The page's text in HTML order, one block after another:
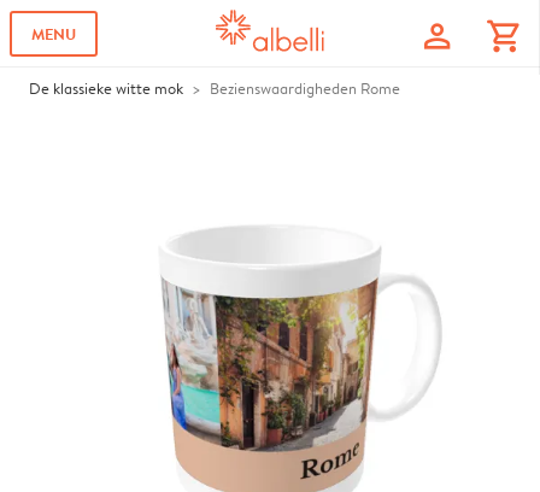
MENU profile shopping_cart
De klassieke witte mok Bezienswaardigheden Rome